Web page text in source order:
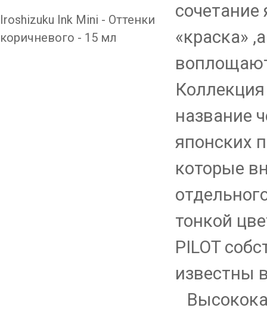
Iroshizuku Ink Mini - Оттенки
коричневого - 15 мл
сочетание
«краска»
название
японских
которые
тонкой
PILOT
известны